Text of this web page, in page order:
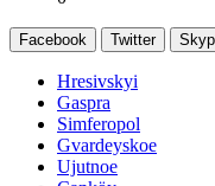
Facebook Twitter
Hresivskyi
Gaspra
Simferopol
Gvardeyskoe
Ujutnoe